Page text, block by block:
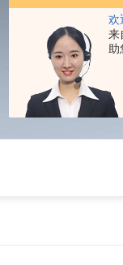
欢
来
助